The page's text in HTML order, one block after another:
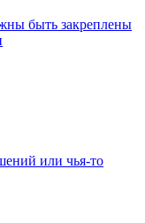
быть закреплены
или чья-то